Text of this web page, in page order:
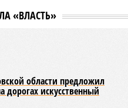
«ВЛАСТЬ»
области предложил
дорогах искусственный